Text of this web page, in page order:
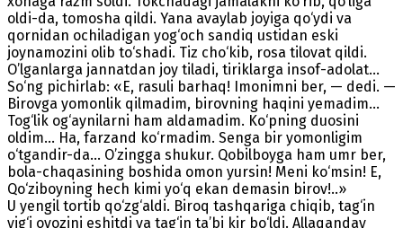
oldi-da, tomosha qildi. Yana avaylab joyiga qo‘ydi va
qornidan ochiladigan yog‘och sandiq ustidan eski
joynamozini olib to‘shadi. Tiz cho‘kib, rosa tilovat qildi.
O’lganlarga jannatdan joy tiladi, tiriklarga insof-adolat...
So‘ng pichirlab: «E, rasuli barhaq! Imonimni ber, — dedi. —
Birovga yomonlik qilmadim, birovning haqini yemadim...
Tog‘lik og‘aynilarni ham aldamadim. Ko‘pning duosini
oldim... Ha, farzand ko‘rmadim. Senga bir yomonligim
o‘tgandir-da... O’zingga shukur. Qobilboyga ham umr ber,
bola-chaqasining boshida omon yursin! Meni ko‘msin! E,
Qo‘ziboyning hech kimi yo‘q ekan demasin birov!..»
U yengil tortib qo‘zg‘aldi. Biroq tashqariga chiqib, tag‘in
yig‘i ovozini eshitdi va tag‘in ta’bi kir bo‘ldi. Allaqanday